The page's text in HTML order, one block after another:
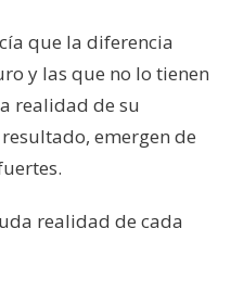
que la diferencia
y las que no lo tienen
realidad de su
emergen de
realidad de cada